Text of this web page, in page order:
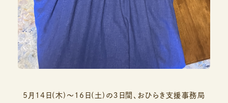
5月14日(木)〜16日(土)の３日間、おひらき支援事務局